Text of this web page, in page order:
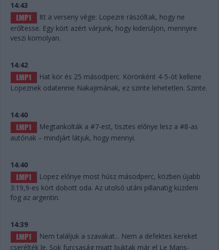
14:43
Itt a verseny vége: Lopezre rászóltak, hogy ne
erőltesse. Egy kört azért várjunk, hogy kiderüljön, mennyire
veszi komolyan.
14:42
Hat kör és 25 másodperc. Körönként 4-5-öt kellene
Lopeznek odatennie Nakajimának, ez szinte lehetetlen. Szinte.
14:40
Megtankolták a #7-est, tisztes előnye lesz a #8-as
autónak – mindjárt látjuk, hogy mennyi.
14:40
Lopez előnye most húsz másodperc, közben újabb
3:19,9-es kört dobott oda. Az utolsó utáni pillanatig küzdeni
fog az argentin.
14:39
Nem találjuk a szavakat... Nem a defektes kereket
cserélték le. Sok furcsaság miatt buktak már el Le Mans-